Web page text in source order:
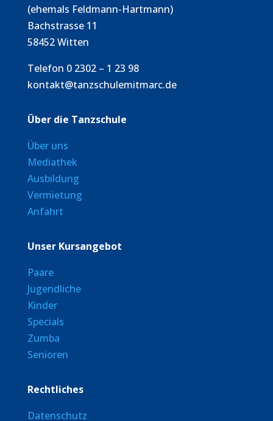
(ehemals Feldmann-Hartmann)
Bachstrasse 11
58452 Witten
Telefon 0 2302 – 1 23 98
kontakt@tanzschulemitmarc.de
Über die Tanzschule
Über uns
Mediathek
Ausbildung
Vermietung
Anfahrt
Unser Kursangebot
Paare
Jugendliche
Kinder
Specials
Zumba
Senioren
Rechtliches
Datenschutz